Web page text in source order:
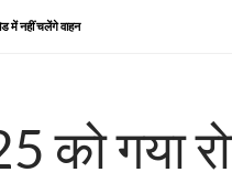
में नहीं चलेंगे वाहन
को गया